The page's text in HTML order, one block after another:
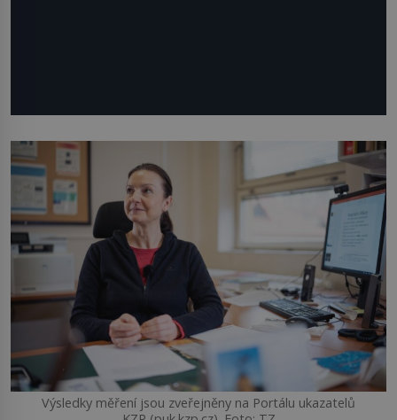
Výsledky měření jsou zveřejněny na Portálu ukazatelů